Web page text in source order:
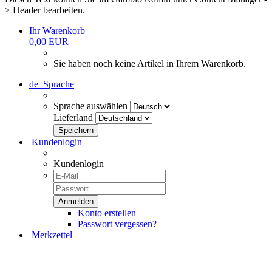
> Header bearbeiten.
Ihr Warenkorb
0,00 EUR
Sie haben noch keine Artikel in Ihrem Warenkorb.
de Sprache
Sprache auswählen
Lieferland
Kundenlogin
Kundenlogin
Konto erstellen
Passwort vergessen?
Merkzettel